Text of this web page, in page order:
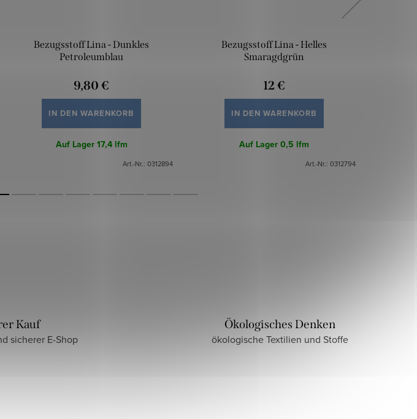
Bezugsstoff Lina - Dunkles
Petroleumblau
9,80 €
IN DEN WARENKORB
Auf Lager 17,4 lfm
Art.-Nr.: 0312894
Bezugsstoff Lina - Helles
Smaragdgrün
12 €
IN DEN WARENKORB
Auf Lager 0,5 lfm
Art.-Nr.: 0312794
Kauf
sicherer E-Shop
Ökologisches Denken
ökologische Textilien und Stoffe